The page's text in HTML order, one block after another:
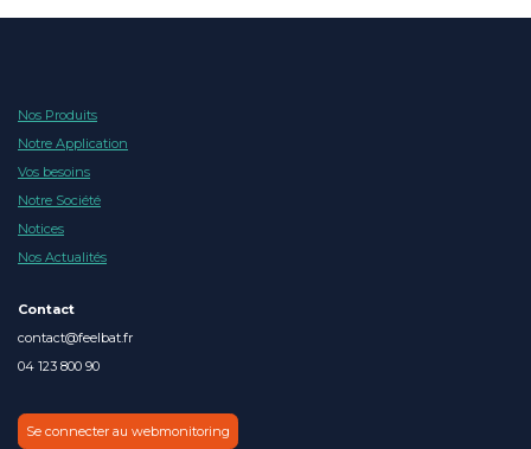
Nos Produits
Notre Application
Vos besoins
Notre Société
Notices
Nos Actualités
Contact
contact@feelbat.fr
04 123 800 90
Se connecter au webmonitoring